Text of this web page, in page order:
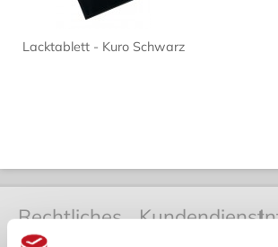
Lacktablett - Kuro Schwarz
Rechtliches Kundendienst